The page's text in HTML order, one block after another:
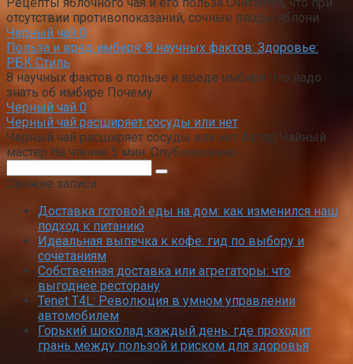
отсутствии противопоказаний, сочные плоды яблони
Черный чай 0
Польза и вред имбиря: 8 научных фактов: Здоровье:
РБК Стиль
8 научных фактов о пользе и вреде имбиря Что надо
знать об имбире Почему
Черный чай 0
Черный чай расширяет сосуды или нет
Черный чай расширяет сосуды или нет Автор Чайный
мастер На чтение 5 мин. Опубликовано
Свежие записи
Доставка готовой еды на дом: как изменился наш
подход к питанию
Идеальная выпечка к кофе: гид по выбору и
сочетаниям
Собственная доставка или агрегаторы: что
выгоднее ресторану
Tenet T4L: Революция в умном управлении
автомобилем
Горький шоколад каждый день: где проходит
грань между пользой и риском для здоровья